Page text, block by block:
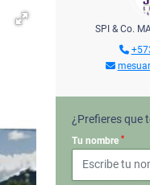
SPI & Co.
¿Prefieres que
Tu nombre *